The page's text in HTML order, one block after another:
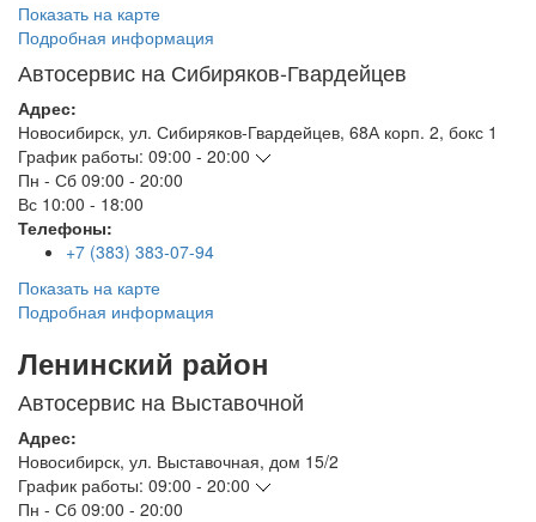
Показать на карте
Подробная информация
Автосервис на Сибиряков-Гвардейцев
Адрес:
Новосибирск, ул. Сибиряков-Гвардейцев, 68А корп. 2, бокс 1
График работы: 09:00 - 20:00
Пн - Сб 09:00 - 20:00
Вс 10:00 - 18:00
Телефоны:
+7 (383) 383-07-94
Показать на карте
Подробная информация
Ленинский район
Автосервис на Выставочной
Адрес:
Новосибирск, ул. Выставочная, дом 15/2
График работы: 09:00 - 20:00
Пн - Сб 09:00 - 20:00